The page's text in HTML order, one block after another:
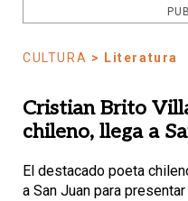
CULTURA > Literatura
Cristian Brito
chileno, llega a
El destacado poeta
a San Juan para